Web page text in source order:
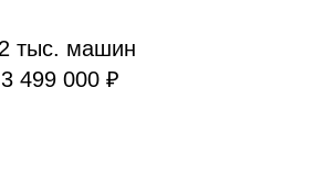
тыс. машин
499 000 ₽